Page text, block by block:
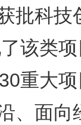
批科技
该类
重大
、面向